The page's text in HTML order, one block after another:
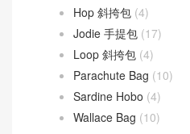
Hop 斜挎包 (4)
Jodie 手提包 (17)
Loop 斜挎包 (4)
Parachute Bag (10)
Sardine Hobo (4)
Wallace Bag (10)